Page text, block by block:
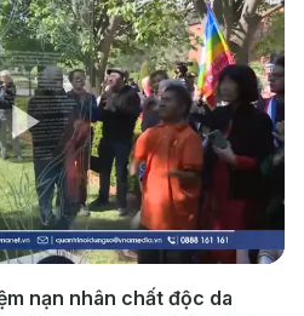
Play
Video
nạn nhân chất độc da